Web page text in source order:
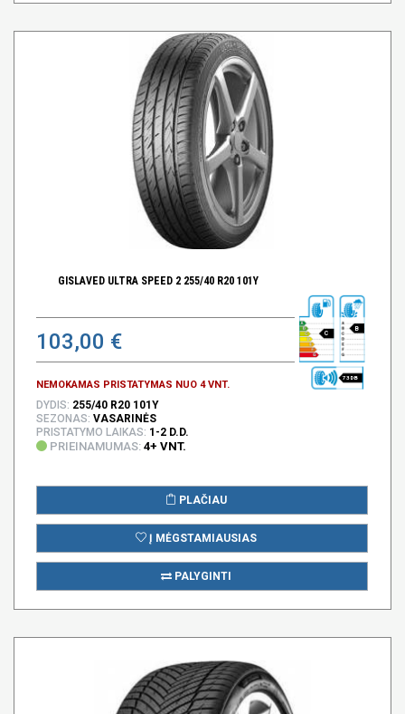
GISLAVED ULTRA SPEED 2 255/40 R20 101Y
103,00 €
NEMOKAMAS PRISTATYMAS NUO 4 VNT.
C
B
73 DB
DYDIS: 255/40 R20 101Y
SEZONAS: VASARINĖS
PRISTATYMO LAIKAS: 1-2 D.D.
PRIEINAMUMAS: 4+ VNT.
PLAČIAU
Į MĖGSTAMIAUSIAS
PALYGINTI